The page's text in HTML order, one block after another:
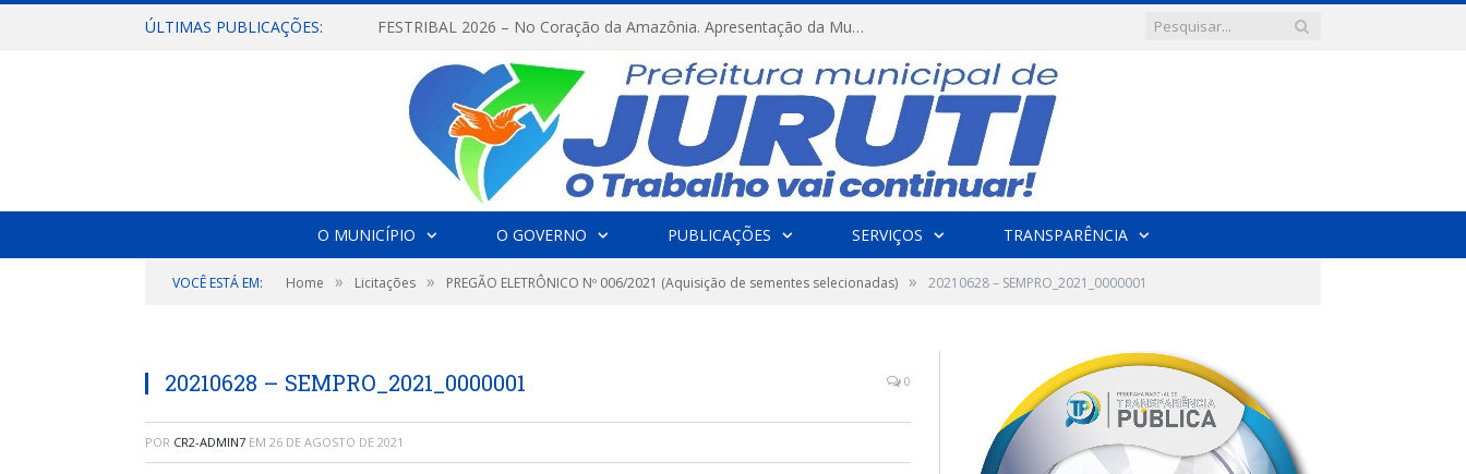
ÚLTIMAS PUBLICAÇÕES: FESTRIBAL 2026 – No Coração da Amazônia. Apresentação da Munduruku.
O MUNICÍPIO O GOVERNO PUBLICAÇÕES SERVIÇOS TRANSPARÊNCIA
VOCÊ ESTÁ EM: Home » Licitações » PREGÃO ELETRÔNICO Nº 006/2021 (Aquisição de sementes selecionadas) » 20210628 – SEMPRO_2021_0000001
20210628 – SEMPRO_2021_0000001 0
POR CR2-ADMIN7 EM 26 DE AGOSTO DE 2021